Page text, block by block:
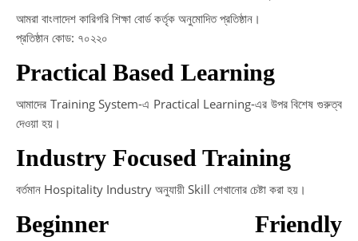
আমরা বাংলাদেশ কারিগরি শিক্ষা বোর্ড কর্তৃক অনুমোদিত প্রতিষ্ঠান।
প্রতিষ্ঠান কোড: ৭০২২০
Practical Based Learning
আমাদের Training System-এ Practical Learning-এর উপর বিশেষ গুরুত্ব
দেওয়া হয়।
Industry Focused Training
বর্তমান Hospitality Industry অনুযায়ী Skill শেখানোর চেষ্টা করা হয়।
Beginner Friendly